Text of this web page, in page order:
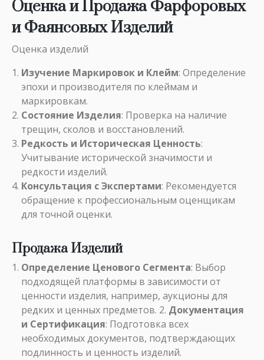
Оценка и Продажа Фарфоровых
и Фаянсовых Изделий
Оценка изделий
Изучение Маркировок и Клейм: Определение
эпохи и производителя по клеймам и
маркировкам.
Состояние Изделия: Проверка на наличие
трещин, сколов и восстановлений.
Редкость и Историческая Ценность:
Учитывание исторической значимости и
редкости изделий.
Консультация с Экспертами: Рекомендуется
обращение к профессиональным оценщикам
для точной оценки.
Продажа Изделий
Определение Ценового Сегмента: Выбор
подходящей платформы в зависимости от
ценности изделия, например, аукционы для
редких и ценных предметов. 2. Документация
и Сертификация: Подготовка всех
необходимых документов, подтверждающих
подлинность и ценность изделий.